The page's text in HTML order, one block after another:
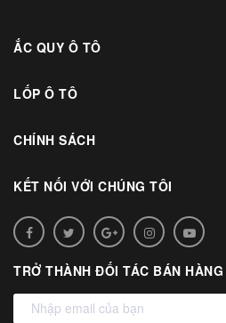
ẮC QUY Ô TÔ
LỐP Ô TÔ
CHÍNH SÁCH
KẾT NỐI VỚI CHÚNG TÔI
TRỞ THÀNH ĐỐI TÁC BÁN HÀNG